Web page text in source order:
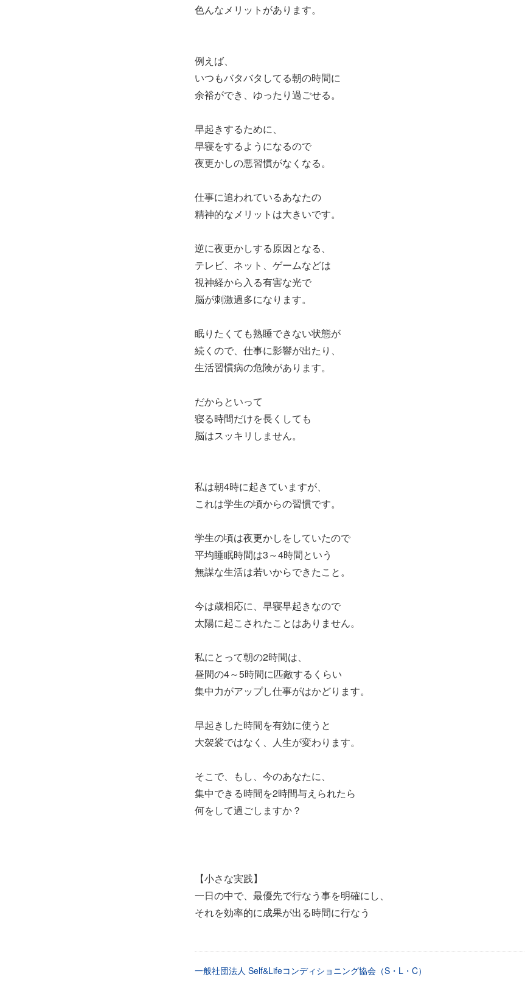
色んなメリットがあります。
例えば、
いつもバタバタしてる朝の時間に
余裕ができ、ゆったり過ごせる。
早起きするために、
早寝をするようになるので
夜更かしの悪習慣がなくなる。
仕事に追われているあなたの
精神的なメリットは大きいです。
逆に夜更かしする原因となる、
テレビ、ネット、ゲームなどは
視神経から入る有害な光で
脳が刺激過多になります。
眠りたくても熟睡できない状態が
続くので、仕事に影響が出たり、
生活習慣病の危険があります。
だからといって
寝る時間だけを長くしても
脳はスッキリしません。
私は朝4時に起きていますが、
これは学生の頃からの習慣です。
学生の頃は夜更かしをしていたので
平均睡眠時間は3～4時間という
無謀な生活は若いからできたこと。
今は歳相応に、早寝早起きなので
太陽に起こされたことはありません。
私にとって朝の2時間は、
昼間の4～5時間に匹敵するくらい
集中力がアップし仕事がはかどります。
早起きした時間を有効に使うと
大袈裟ではなく、人生が変わります。
そこで、もし、今のあなたに、
集中できる時間を2時間与えられたら
何をして過ごしますか？
【小さな実践】
一日の中で、最優先で行なう事を明確にし、
それを効率的に成果が出る時間に行なう
一般社団法人 Self&Lifeコンディショニング協会（S・L・C）